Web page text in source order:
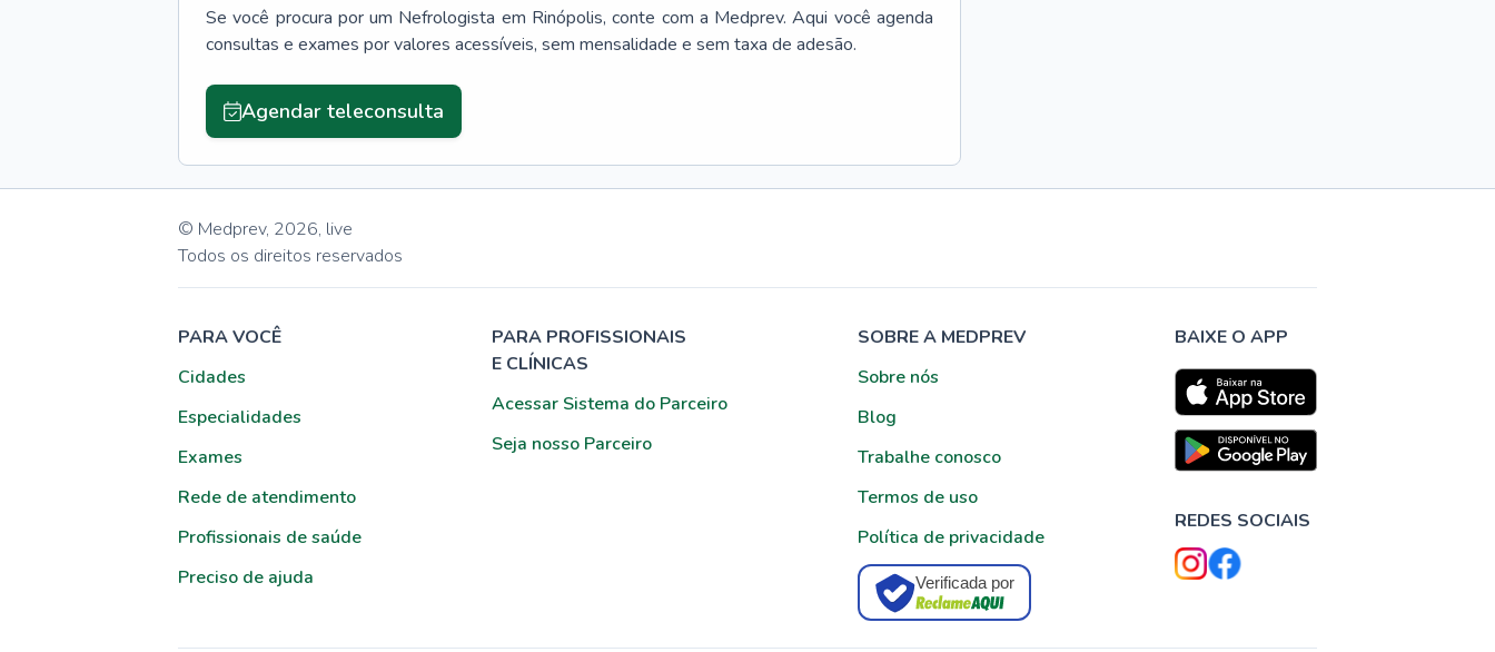
Se você procura por um Nefrologista em Rinópolis, conte com a Medprev. Aqui você agenda
consultas e exames por valores acessíveis, sem mensalidade e sem taxa de adesão.
Agendar teleconsulta
© Medprev, 2026, live
Todos os direitos reservados
PARA VOCÊ
Cidades
Especialidades
Exames
Rede de atendimento
Profissionais de saúde
Preciso de ajuda
PARA PROFISSIONAIS
E CLÍNICAS
Acessar Sistema do Parceiro
Seja nosso Parceiro
SOBRE A MEDPREV
Sobre nós
Blog
Trabalhe conosco
Termos de uso
Política de privacidade
Verificada por
BAIXE O APP
REDES SOCIAIS